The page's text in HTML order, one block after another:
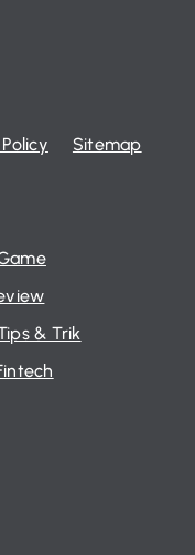
Sitemap
& Trik